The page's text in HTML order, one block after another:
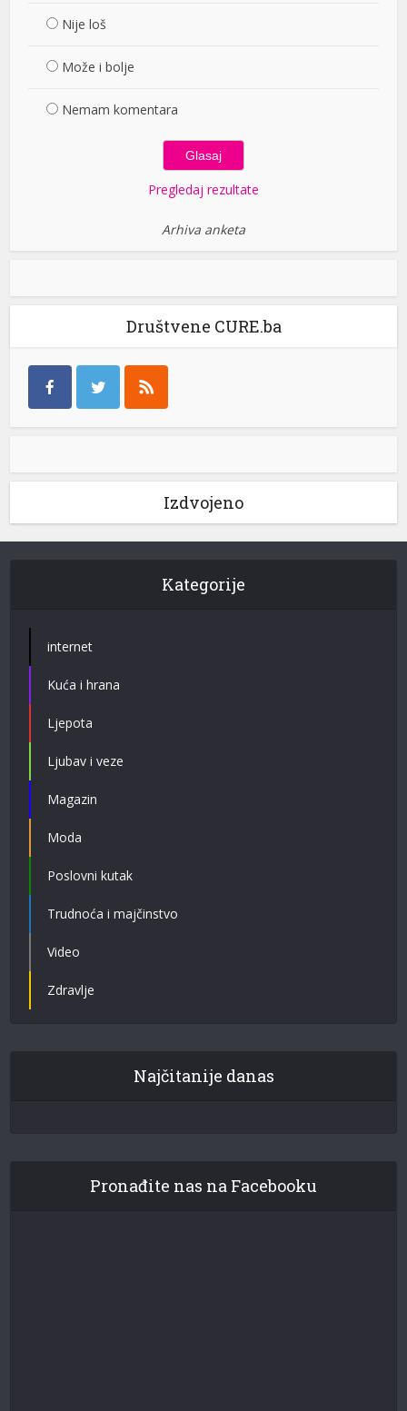
Nije loš
Može i bolje
Nemam komentara
Pregledaj rezultate
Arhiva anketa
Društvene CURE.ba
Izdvojeno
Kategorije
internet
Kuća i hrana
Ljepota
Ljubav i veze
Magazin
Moda
Poslovni kutak
Trudnoća i majčinstvo
Video
Zdravlje
Najčitanije danas
Pronađite nas na Facebooku